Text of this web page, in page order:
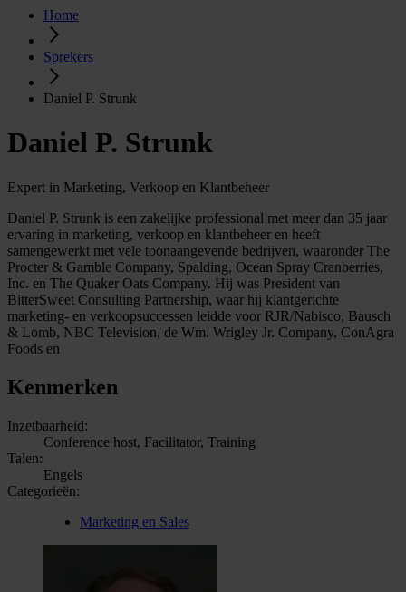
Home
Sprekers
Daniel P. Strunk
Daniel P. Strunk
Expert in Marketing, Verkoop en Klantbeheer
Daniel P. Strunk is een zakelijke professional met meer dan 35 jaar
ervaring in marketing, verkoop en klantbeheer en heeft
samengewerkt met vele toonaangevende bedrijven, waaronder The
Procter & Gamble Company, Spalding, Ocean Spray Cranberries,
Inc. en The Quaker Oats Company. Hij was President van
BitterSweet Consulting Partnership, waar hij klantgerichte
marketing- en verkoopsuccessen leidde voor RJR/Nabisco, Bausch
& Lomb, NBC Television, de Wm. Wrigley Jr. Company, ConAgra
Foods en
Kenmerken
Inzetbaarheid:
Conference host, Facilitator, Training
Talen:
Engels
Categorieën:
Marketing en Sales